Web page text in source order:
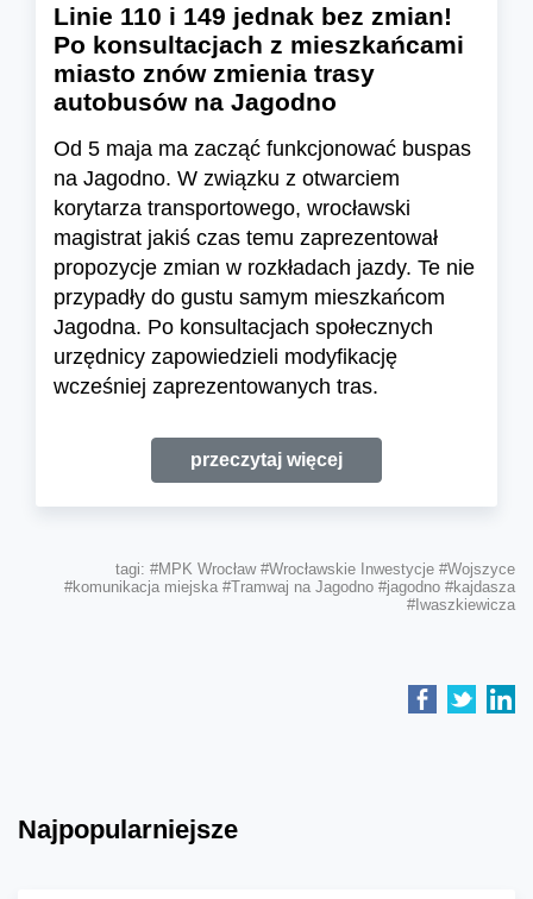
Linie 110 i 149 jednak bez zmian!
Po konsultacjach z mieszkańcami
miasto znów zmienia trasy
autobusów na Jagodno
Od 5 maja ma zacząć funkcjonować buspas
na Jagodno. W związku z otwarciem
korytarza transportowego, wrocławski
magistrat jakiś czas temu zaprezentował
propozycje zmian w rozkładach jazdy. Te nie
przypadły do gustu samym mieszkańcom
Jagodna. Po konsultacjach społecznych
urzędnicy zapowiedzieli modyfikację
wcześniej zaprezentowanych tras.
przeczytaj więcej
tagi: #MPK Wrocław #Wrocławskie Inwestycje #Wojszyce
#komunikacja miejska #Tramwaj na Jagodno #jagodno #kajdasza
#Iwaszkiewicza
Najpopularniejsze